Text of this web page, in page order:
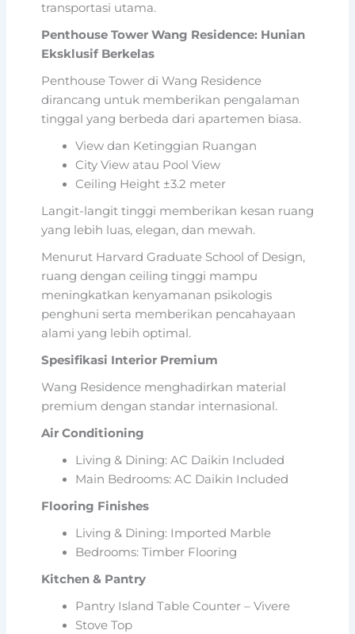
transportasi utama.
Penthouse Tower Wang Residence: Hunian
Eksklusif Berkelas
Penthouse Tower di Wang Residence
dirancang untuk memberikan pengalaman
tinggal yang berbeda dari apartemen biasa.
View dan Ketinggian Ruangan
City View atau Pool View
Ceiling Height ±3.2 meter
Langit-langit tinggi memberikan kesan ruang
yang lebih luas, elegan, dan mewah.
Menurut Harvard Graduate School of Design,
ruang dengan ceiling tinggi mampu
meningkatkan kenyamanan psikologis
penghuni serta memberikan pencahayaan
alami yang lebih optimal.
Spesifikasi Interior Premium
Wang Residence menghadirkan material
premium dengan standar internasional.
Air Conditioning
Living & Dining: AC Daikin Included
Main Bedrooms: AC Daikin Included
Flooring Finishes
Living & Dining: Imported Marble
Bedrooms: Timber Flooring
Kitchen & Pantry
Pantry Island Table Counter – Vivere
Stove Top